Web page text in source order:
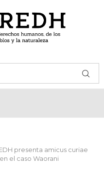
presenta amicus curiae
el caso Waorani